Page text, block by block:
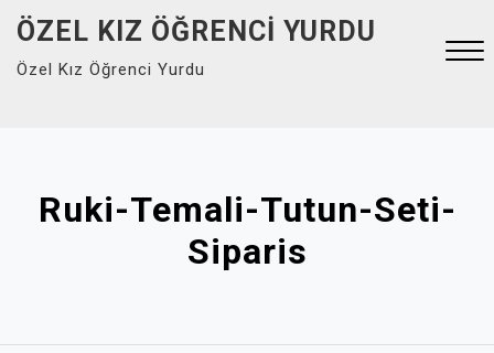
Skip
content
ÖZEL KIZ ÖĞRENCI YURDU
Özel Kız Öğrenci Yurdu
Ruki-Temali-Tutun-Seti-
Siparis